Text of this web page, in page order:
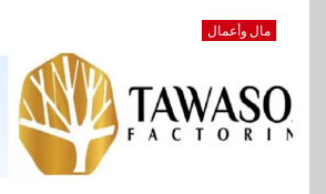
مال وأعمال